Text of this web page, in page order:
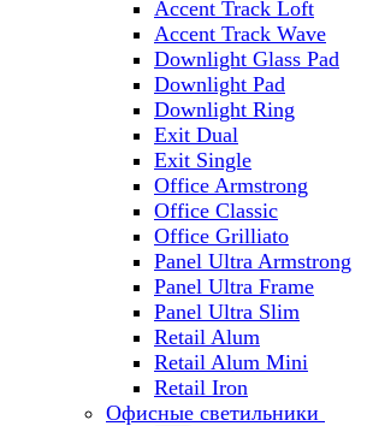
Accent Track Loft
Accent Track Wave
Downlight Glass Pad
Downlight Pad
Downlight Ring
Exit Dual
Exit Single
Office Armstrong
Office Classic
Office Grilliato
Panel Ultra Armstrong
Panel Ultra Frame
Panel Ultra Slim
Retail Alum
Retail Alum Mini
Retail Iron
Офисные светильники